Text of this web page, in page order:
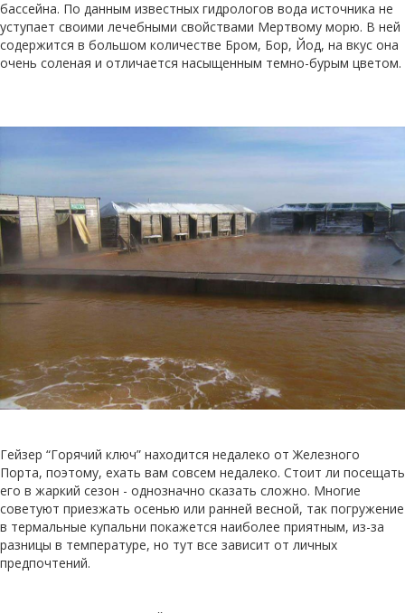
бассейна. По данным известных гидрологов вода источника не
уступает своими лечебными свойствами Мертвому морю. В ней
содержится в большом количестве Бром, Бор, Йод, на вкус она
очень соленая и отличается насыщенным темно-бурым цветом.
Гейзер “Горячий ключ” находится недалеко от Железного
Порта, поэтому, ехать вам совсем недалеко. Стоит ли посещать
его в жаркий сезон - однозначно сказать сложно. Многие
советуют приезжать осенью или ранней весной, так погружение
в термальные купальни покажется наиболее приятным, из-за
разницы в температуре, но тут все зависит от личных
предпочтений.